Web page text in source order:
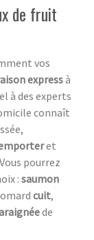
de fruit
vos
expressà
à des experts
connaît
et
pourrez
:saumon
cuit,
de